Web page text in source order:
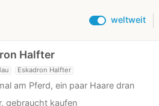
weltweit
Halfter
Eskadron Halfter
am Pferd, ein paar Haare dran
gebraucht kaufen